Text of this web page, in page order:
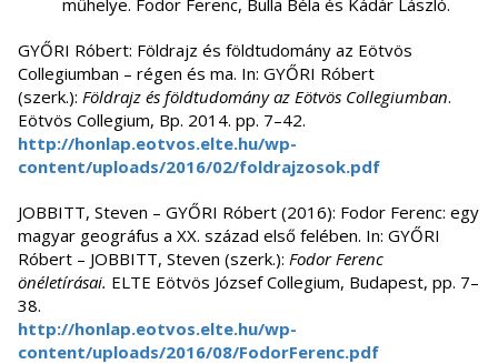
műhelye. Fodor Ferenc, Bulla Béla és Kádár László.
GYŐRI Róbert: Földrajz és földtudomány az Eötvös
Collegiumban – régen és ma. In: GYŐRI Róbert
(szerk.): Földrajz és földtudomány az Eötvös Collegiumban.
Eötvös Collegium, Bp. 2014. pp. 7–42.
http://honlap.eotvos.elte.hu/wp-
content/uploads/2016/02/foldrajzosok.pdf
JOBBITT, Steven – GYŐRI Róbert (2016): Fodor Ferenc: egy
magyar geográfus a XX. század első felében. In: GYŐRI
Róbert – JOBBITT, Steven (szerk.): Fodor Ferenc
önéletírásai. ELTE Eötvös József Collegium, Budapest, pp. 7–
38.
http://honlap.eotvos.elte.hu/wp-
content/uploads/2016/08/FodorFerenc.pdf